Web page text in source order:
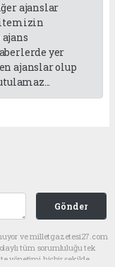
ajanslar
yer
ajanslar olup
Gönder
ve milletgazetesi27.com
tüm sorumluluğu tek
yönetimi hiçbir şekilde